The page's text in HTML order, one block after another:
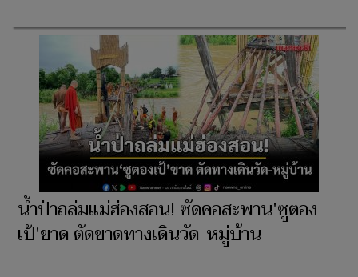
น้ำป่าถล่มแม่ฮ่องสอน! ซัดคอสะพาน'ซูตอง
เป้'ขาด ตัดขาดทางเดินวัด-หมู่บ้าน